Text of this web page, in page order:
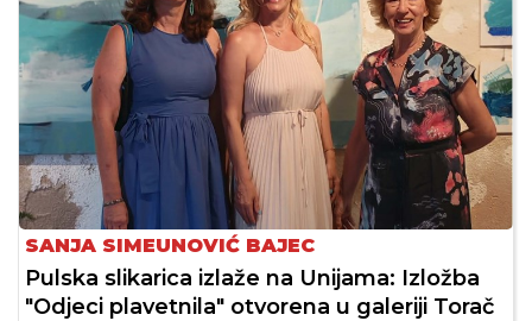
SANJA SIMEUNOVIĆ BAJEC
Pulska slikarica izlaže na Unijama: Izložba
"Odjeci plavetnila" otvorena u galeriji Torač